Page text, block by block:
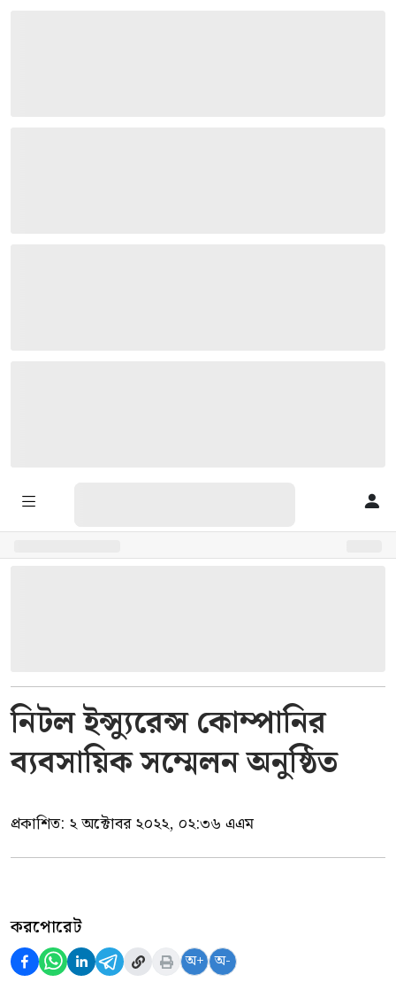
নিটল ইন্স্যুরেন্স কোম্পানির
ব্যবসায়িক সম্মেলন অনুষ্ঠিত
প্রকাশিত: ২ অক্টোবর ২০২২, ০২:৩৬ এএম
করপোরেট
অ+ অ-